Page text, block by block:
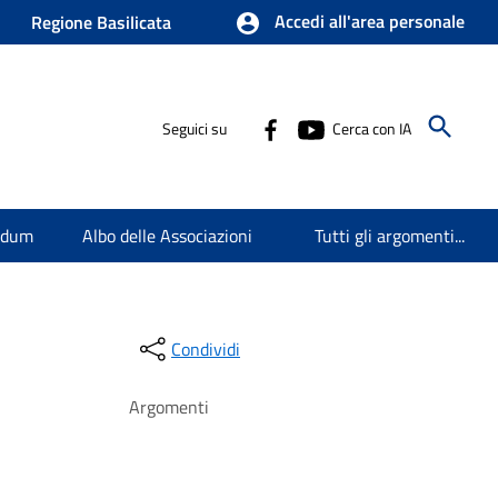
Regione Basilicata Accedi all'area personale
Seguici su Cerca con IA
Albo delle Associazioni Tutti gli argomenti...
Condividi
Argomenti